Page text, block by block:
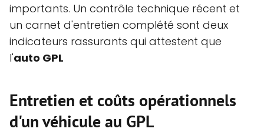
importants. Un contrôle technique récent et
un carnet d'entretien complété sont deux
indicateurs rassurants qui attestent que
l'auto GPL
Entretien et coûts opérationnels
d'un véhicule au GPL